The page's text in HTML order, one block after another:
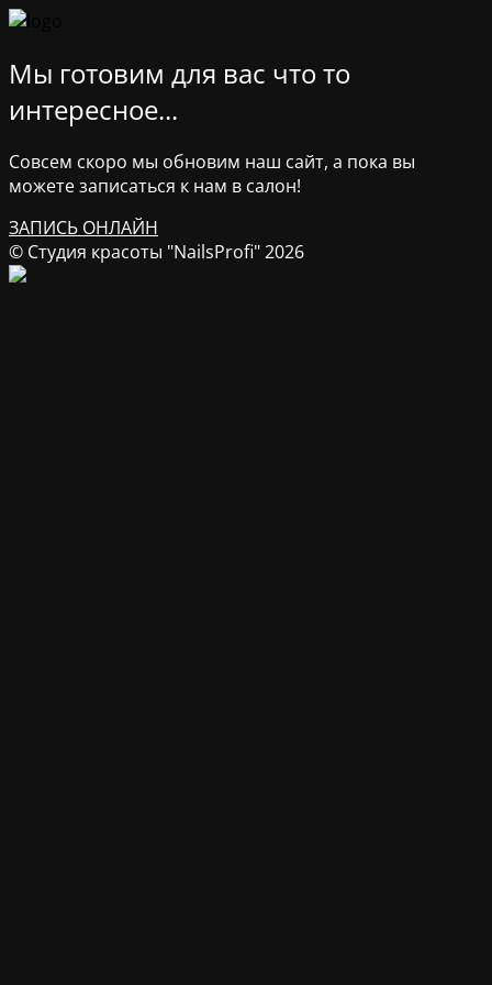
Мы готовим для вас что то
интересное...
Совсем скоро мы обновим наш сайт, а пока вы
можете записаться к нам в салон!
ЗАПИСЬ ОНЛАЙН
© Студия красоты "NailsProfi" 2026